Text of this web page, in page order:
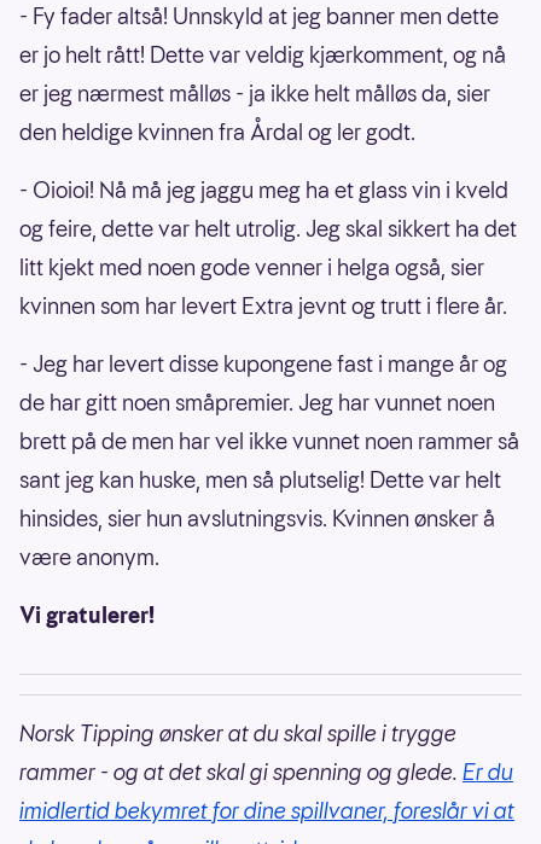
- Fy fader altså! Unnskyld at jeg banner men dette
er jo helt rått! Dette var veldig kjærkomment, og nå
er jeg nærmest målløs - ja ikke helt målløs da, sier
den heldige kvinnen fra Årdal og ler godt.
- Oioioi! Nå må jeg jaggu meg ha et glass vin i kveld
og feire, dette var helt utrolig. Jeg skal sikkert ha det
litt kjekt med noen gode venner i helga også, sier
kvinnen som har levert Extra jevnt og trutt i flere år.
- Jeg har levert disse kupongene fast i mange år og
de har gitt noen småpremier. Jeg har vunnet noen
brett på de men har vel ikke vunnet noen rammer så
sant jeg kan huske, men så plutselig! Dette var helt
hinsides, sier hun avslutningsvis. Kvinnen ønsker å
være anonym.
Vi gratulerer!
Norsk Tipping ønsker at du skal spille i trygge
rammer - og at det skal gi spenning og glede. Er du
imidlertid bekymret for dine spillvaner, foreslår vi at